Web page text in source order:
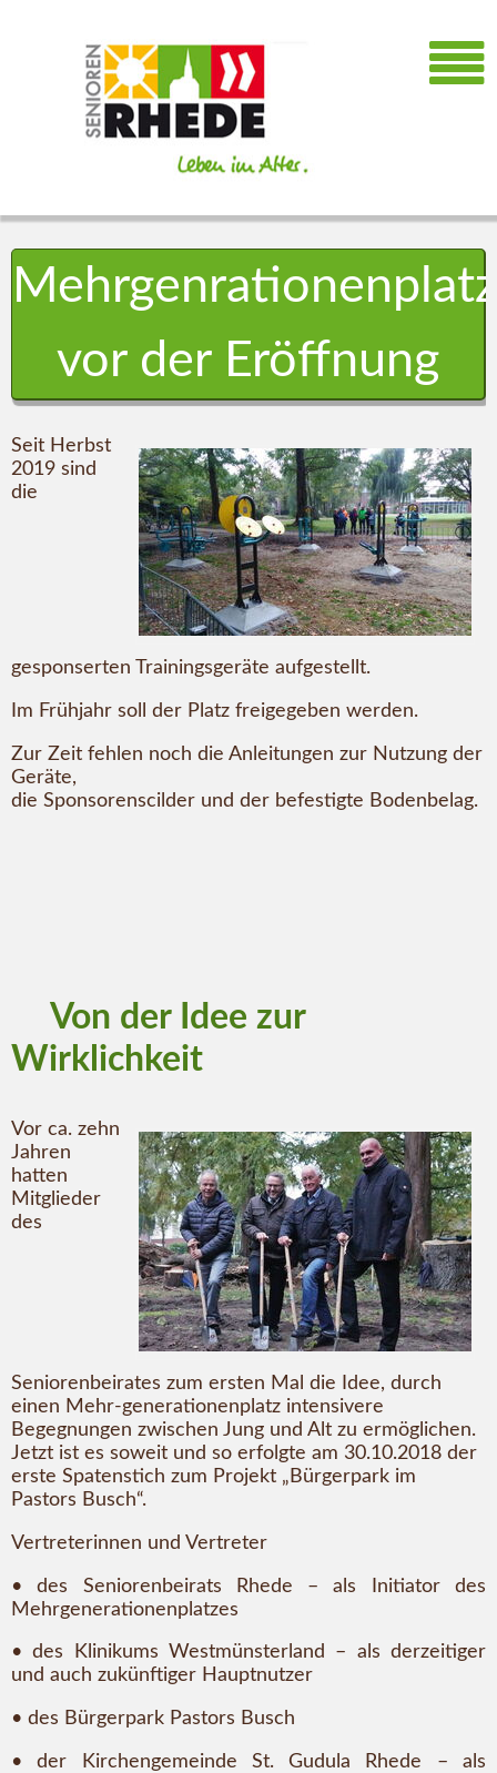
Mehrgenrationenplatz
vor der Eröffnung
Seit Herbst
2019 sind
die
gesponserten Trainingsgeräte aufgestellt.
Im Frühjahr soll der Platz freigegeben werden.
Zur Zeit fehlen noch die Anleitungen zur Nutzung der
Geräte,
die Sponsorenscilder und der befestigte Bodenbelag.
Von der Idee zur
Wirklichkeit
Vor ca. zehn
Jahren
hatten
Mitglieder
des
Seniorenbeirates zum ersten Mal die Idee, durch
einen Mehr-generationenplatz intensivere
Begegnungen zwischen Jung und Alt zu ermöglichen.
Jetzt ist es soweit und so erfolgte am 30.10.2018 der
erste Spatenstich zum Projekt „Bürgerpark im
Pastors Busch“.
Vertreterinnen und Vertreter
• des Seniorenbeirats Rhede – als Initiator des
Mehrgenerationenplatzes
• des Klinikums Westmünsterland – als derzeitiger
und auch zukünftiger Hauptnutzer
• des Bürgerpark Pastors Busch
• der Kirchengemeinde St. Gudula Rhede – als